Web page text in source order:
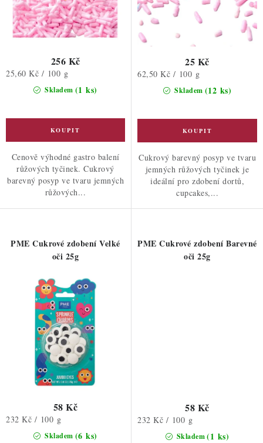
Skladem (1 ks)
256 Kč
Měrná
25,60 Kč / 100 g
Cenově výhodné gastro balení
růžových tyčinek. Cukrový
barevný posyp ve tvaru jemných
růžových...
Skladem (12 ks)
25 Kč
Měrná
62,50 Kč / 100 g
Cukrový barevný posyp ve tvaru
jemných růžových tyčinek je
ideální pro zdobení dortů,
cupcakes,...
PME Cukrové zdobení Velké
oči 25g
Skladem (6 ks)
58 Kč
Měrná
232 Kč / 100 g
PME Cukrové zdobení Barevné
oči 25g
Skladem(1 ks)
58 Kč
Měrná
232 Kč / 100 g